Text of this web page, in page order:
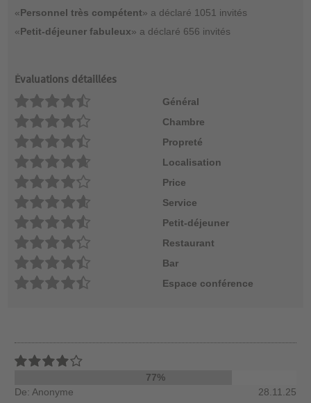
«Personnel très compétent» a déclaré 1051 invités
«Petit-déjeuner fabuleux» a déclaré 656 invités
Évaluations détaillées
Général
Chambre
Propreté
Localisation
Price
Service
Petit-déjeuner
Restaurant
Bar
Espace conférence
77%
De: Anonyme
28.11.25